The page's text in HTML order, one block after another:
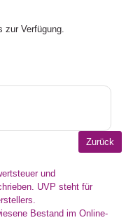
Verfügung.
und
UVP steht für
Bestand im Online-